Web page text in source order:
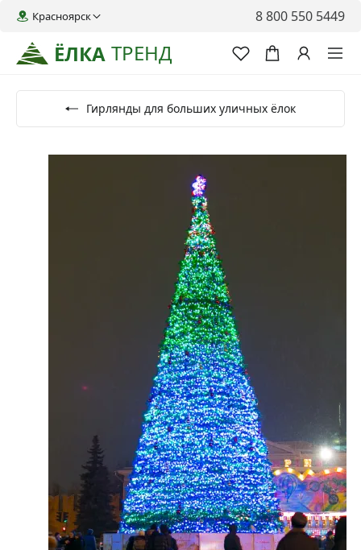
ЁЛКА ТРЕНД
Красноярск 8 800 550 5449
Гирлянды для больших уличных ёлок